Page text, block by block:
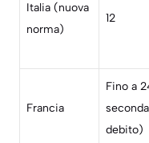
Italia (nuova
norma)
12
Francia
Fino a
debito)